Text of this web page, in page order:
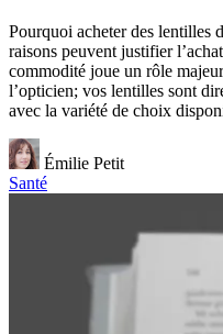
Pourquoi acheter des lentilles
raisons peuvent justifier
commodité joue un rôle
l’opticien; vos lentilles sont
avec la variété de choix
Émilie Petit
Santé